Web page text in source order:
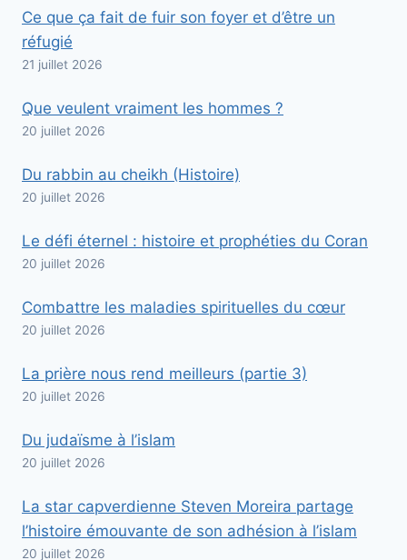
Ce que ça fait de fuir son foyer et d’être un
réfugié
21 juillet 2026
Que veulent vraiment les hommes ?
20 juillet 2026
Du rabbin au cheikh (Histoire)
20 juillet 2026
Le défi éternel : histoire et prophéties du Coran
20 juillet 2026
Combattre les maladies spirituelles du cœur
20 juillet 2026
La prière nous rend meilleurs (partie 3)
20 juillet 2026
Du judaïsme à l’islam
20 juillet 2026
La star capverdienne Steven Moreira partage
l’histoire émouvante de son adhésion à l’islam
20 juillet 2026